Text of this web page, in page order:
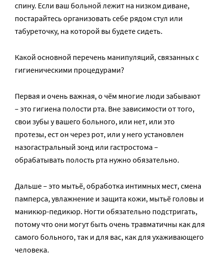
спину. Если ваш больной лежит на низком диване,
постарайтесь организовать себе рядом стул или
табуреточку, на которой вы будете сидеть.
Какой основной перечень манипуляций, связанных с
гигиеническими процедурами?
Первая и очень важная, о чём многие люди забывают
– это гигиена полости рта. Вне зависимости от того,
свои зубы у вашего больного, или нет, или это
протезы, ест он через рот, или у него установлен
назогастральный зонд или гастростома –
обрабатывать полость рта нужно обязательно.
Дальше – это мытьё, обработка интимных мест, смена
памперса, увлажнение и защита кожи, мытьё головы и
маникюр-педикюр. Ногти обязательно подстригать,
потому что они могут быть очень травматичны как для
самого больного, так и для вас, как для ухаживающего
человека.